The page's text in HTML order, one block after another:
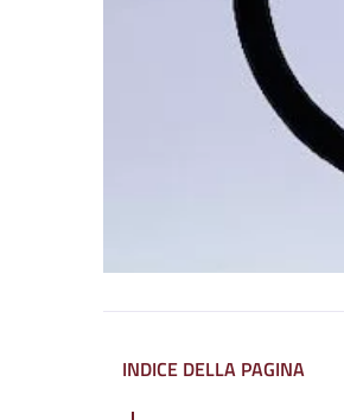
INDICE DELLA PAGINA